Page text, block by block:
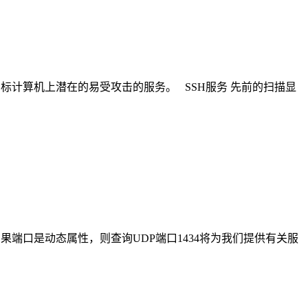
计算机上潜在的易受攻击的服务。 SSH服务 先前的扫描显
端口是动态属性，则查询UDP端口1434将为我们提供有关服